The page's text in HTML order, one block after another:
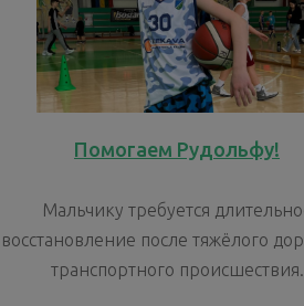
Помогаем Рудольфу!
Мальчику требуется
восстановление после тяжёлого
транспортного происшествия.